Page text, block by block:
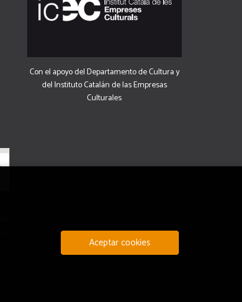
Con el apoyo del Departamento de Cultura y
del Instituto Catalán de las Empresas
Culturales
Aceptar cookies